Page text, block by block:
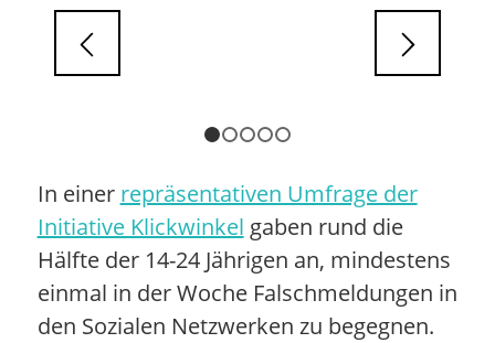
In einer repräsentativen Umfrage der
Initiative Klickwinkel gaben rund die
Hälfte der 14-24 Jährigen an, mindestens
einmal in der Woche Falschmeldungen in
den Sozialen Netzwerken zu begegnen.